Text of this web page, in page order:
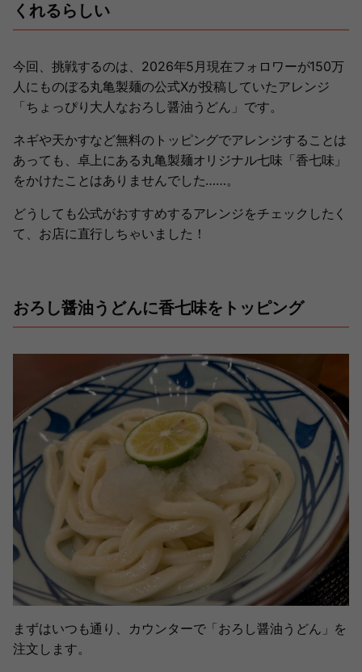
くれるらしい
今回、挑戦するのは、2026年5月現在フォロワーが150万
人にものぼる丸亀製麺の公式Xが投稿していたアレンジ
「ちょっぴり大人なおろし醤油うどん」です。
ネギや天かすなど無料のトッピングでアレンジすることは
あっても、卓上にある丸亀製麺オリジナル七味「香七味」
をかけたことはありませんでした……。
どうしても公式がおすすめするアレンジをチェックしたく
て、お店に直行しちゃいました！
おろし醤油うどんに香七味をトッピング
まずはいつも通り、カウンターで「おろし醤油うどん」を
注文します。